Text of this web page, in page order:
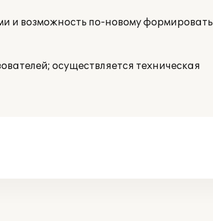
и возможность по-новому формировать
осуществляется техническая